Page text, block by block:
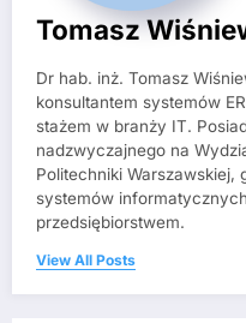
Tomasz
Dr hab. inż. Tomasz
konsultantem systemów
stażem w branży IT.
nadzwyczajnego na
Politechniki Warszawskiej,
systemów
przedsiębiorstwem.
View All Posts